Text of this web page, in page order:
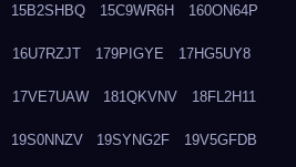
15B2SHBQ 15C9WR6H 160ON64P
16U7RZJT 179PIGYE 17HG5UY8
17VE7UAW 181QKVNV 18FL2H11
19S0NNZV 19SYNG2F 19V5GFDB